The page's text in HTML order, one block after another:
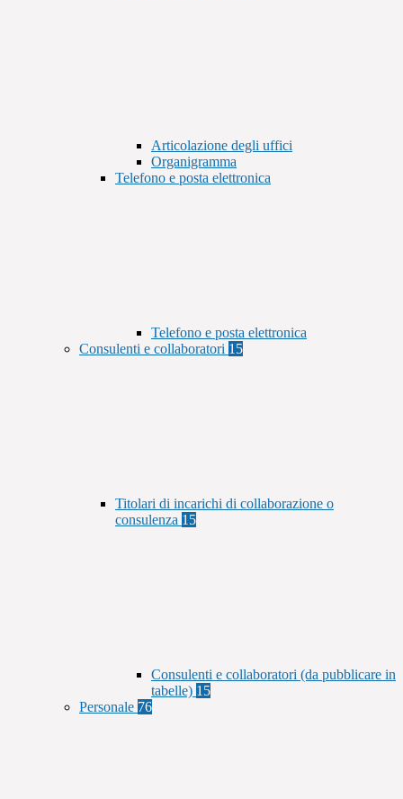
Articolazione degli uffici
Organigramma
Telefono e posta elettronica
Telefono e posta elettronica
Consulenti e collaboratori 15
Titolari di incarichi di collaborazione o
consulenza 15
Consulenti e collaboratori (da pubblicare in
tabelle) 15
Personale 76